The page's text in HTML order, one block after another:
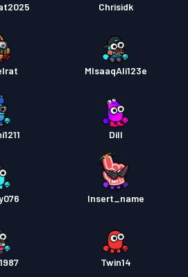
Chrisidk
MIsaaqAli123e
Dill
Insert_name
Twin14